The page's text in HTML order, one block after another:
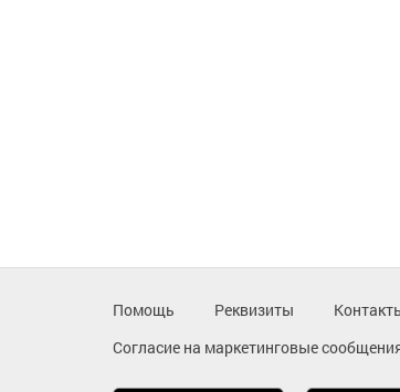
Помощь Реквизиты
Согласие на маркетинговые